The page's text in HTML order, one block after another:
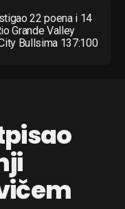
22 poena i 14
Grande Valley
Bullsima 137:100